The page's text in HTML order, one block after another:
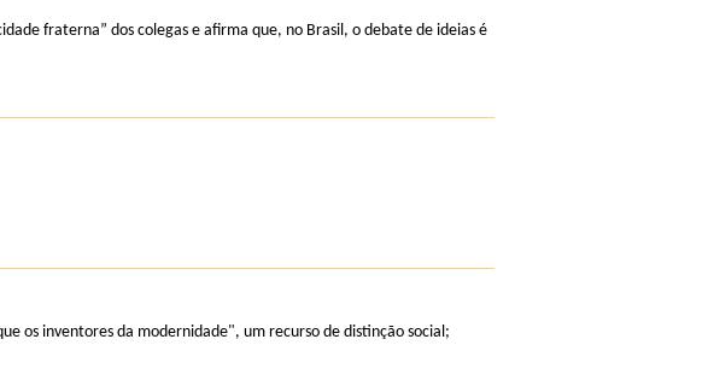
fraterna” dos colegas e afirma que, no Brasil, o debate de ideias é
os inventores da modernidade", um recurso de distinção social;